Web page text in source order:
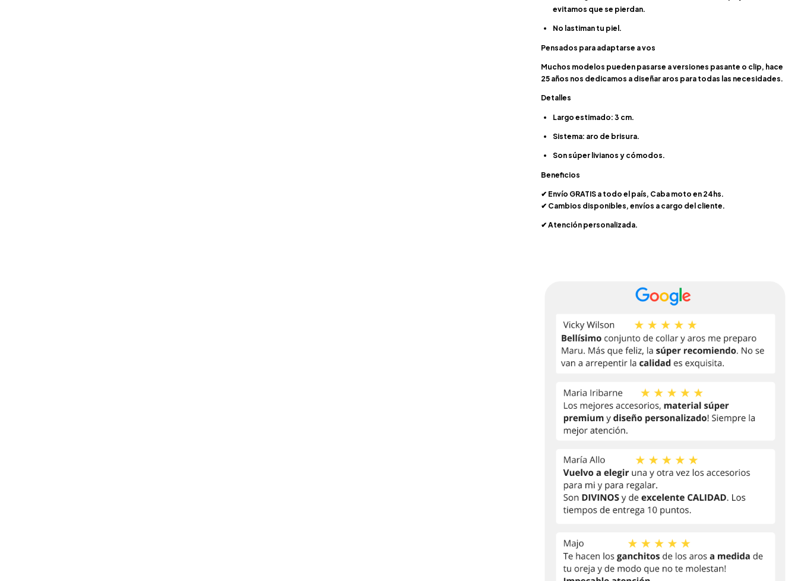
evitamos que se pierdan.
No lastiman tu piel.
Pensados para adaptarse a vos
Muchos modelos pueden pasarse a versiones pasante o clip, hace
25 años nos dedicamos a diseñar aros para todas las necesidades.
Detalles
Largo estimado: 3 cm.
Sistema: aro de brisura.
Son súper livianos y cómodos.
Beneficios
✔ Envío GRATIS a todo el país, Caba moto en 24hs.
✔ Cambios disponibles, envíos a cargo del cliente.
✔ Atención personalizada.